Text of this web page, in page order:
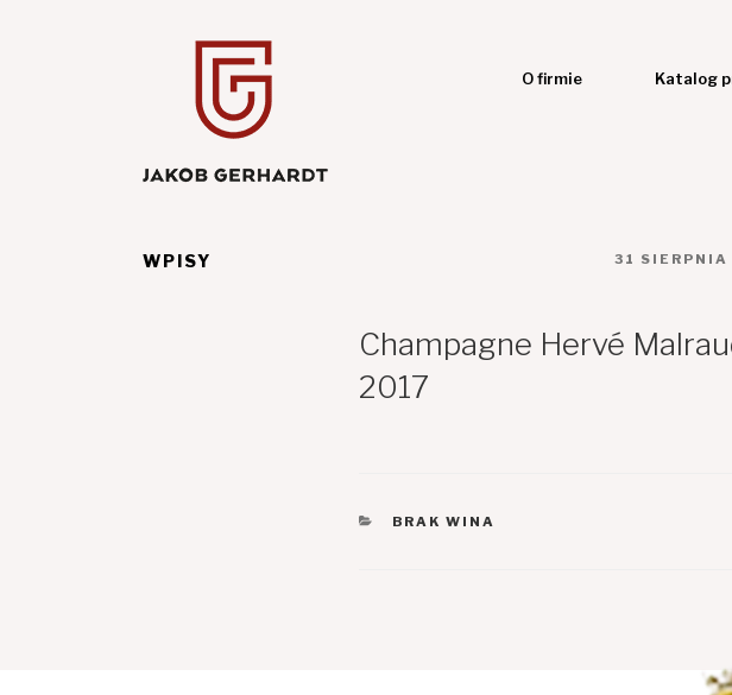
O firmie Katalog
WPISY 31
Champagne Hervé
2017
KATEGORIE
BRAK WINA